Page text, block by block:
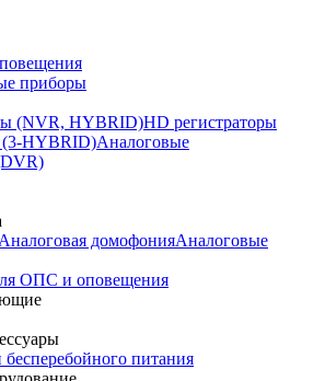
приборы
(NVR, HYBRID)HD регистраторы
HYBRID)Аналоговые
Аналоговая домофонияАналоговые
ОПС и оповещения
бесперебойного питания